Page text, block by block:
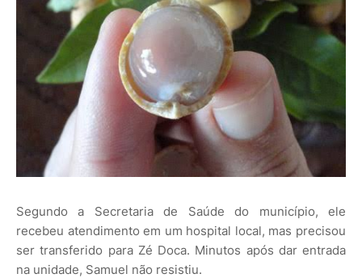
Segundo a Secretaria de Saúde do município, ele
recebeu atendimento em um hospital local, mas precisou
ser transferido para Zé Doca. Minutos após dar entrada
na unidade, Samuel não resistiu.